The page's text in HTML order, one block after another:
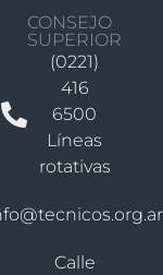
CONSEJO
SUPERIOR
(0221)
416
6500
Líneas
rotativas
Calle